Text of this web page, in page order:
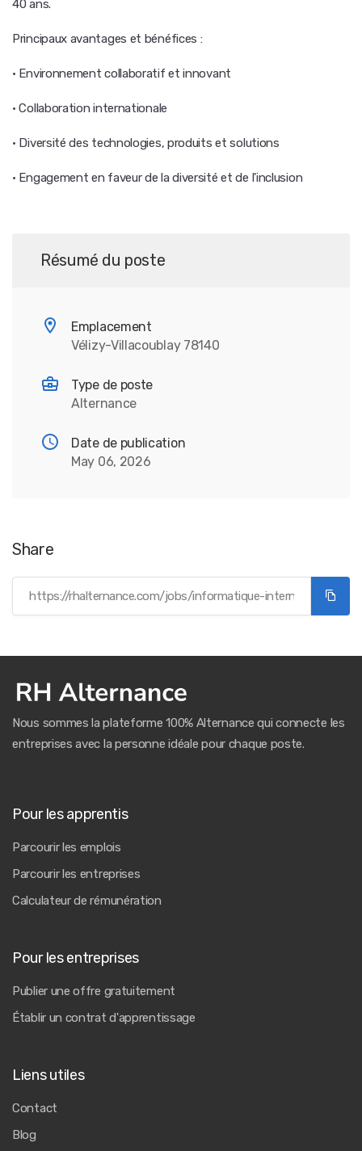
40 ans.
Principaux avantages et bénéfices :
· Environnement collaboratif et innovant
· Collaboration internationale
· Diversité des technologies, produits et solutions
· Engagement en faveur de la diversité et de l'inclusion
Résumé du poste
Emplacement
Vélizy-Villacoublay 78140
Type de poste
Alternance
Date de publication
May 06, 2026
Share
Nous sommes la plateforme 100% Alternance qui connecte les
entreprises avec la personne idéale pour chaque poste.
Pour les apprentis
Parcourir les emplois
Parcourir les entreprises
Calculateur de rémunération
Pour les entreprises
Publier une offre gratuitement
Établir un contrat d'apprentissage
Liens utiles
Contact
Blog